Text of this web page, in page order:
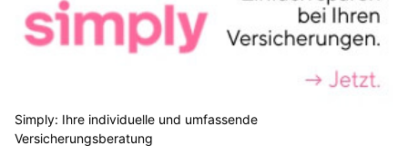
Simply: Ihre individuelle und umfassende
Versicherungsberatung